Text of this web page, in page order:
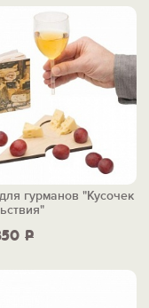
Р
гурманов "Кусочек